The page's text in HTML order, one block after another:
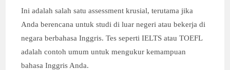
Ini adalah salah satu assessment krusial, terutama jika
Anda berencana untuk studi di luar negeri atau bekerja di
negara berbahasa Inggris. Tes seperti IELTS atau TOEFL
adalah contoh umum untuk mengukur kemampuan
bahasa Inggris Anda.